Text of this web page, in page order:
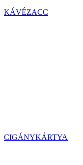
KÁVÉZACC
CIGÁNYKÁRTYA